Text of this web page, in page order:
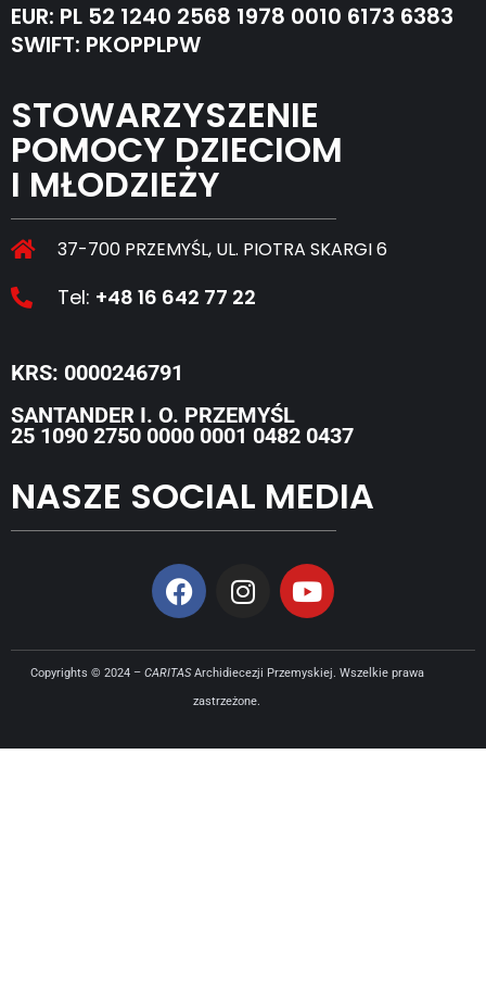
EUR: PL 52 1240 2568 1978 0010 6173 6383
SWIFT: PKOPPLPW
STOWARZYSZENIE
POMOCY DZIECIOM
I MŁODZIEŻY
37-700 PRZEMYŚL, UL. PIOTRA SKARGI 6
Tel: +48 16 642 77 22
KRS: 0000246791
SANTANDER I. O. PRZEMYŚL
25 1090 2750 0000 0001 0482 0437
NASZE SOCIAL MEDIA
Copyrights © 2024 – CARITASArchidiecezji Przemyskiej. Wszelkie prawa
zastrzeżone.